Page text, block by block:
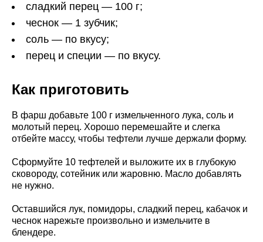
сладкий перец — 100 г;
чеснок — 1 зубчик;
соль — по вкусу;
перец и специи — по вкусу.
Как приготовить
В фарш добавьте 100 г измельченного лука, соль и
молотый перец. Хорошо перемешайте и слегка
отбейте массу, чтобы тефтели лучше держали форму.
Сформуйте 10 тефтелей и выложите их в глубокую
сковороду, сотейник или жаровню. Масло добавлять
не нужно.
Оставшийся лук, помидоры, сладкий перец, кабачок и
чеснок нарежьте произвольно и измельчите в
блендере.